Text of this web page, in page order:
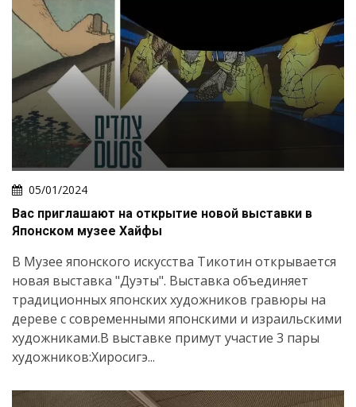
05/01/2024
Вас приглашают на открытие новой выставки в
Японском музее Хайфы
В Музее японского искусства Тикотин открывается
новая выставка "Дуэты". Выставка объединяет
традиционных японских художников гравюры на
дереве с современными японскими и израильскими
художниками.В выставке примут участие 3 пары
художников:Хиросигэ...